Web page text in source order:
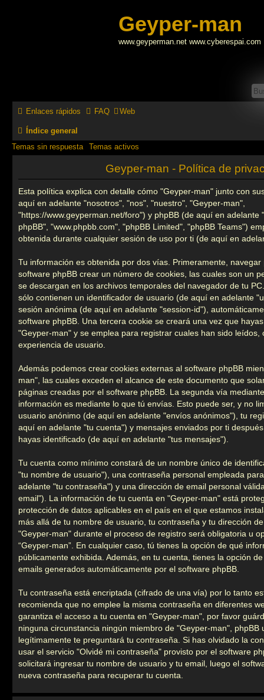
Geyper-man
www.geyperman.net www.cyberespai.com
Enlaces rápidos FAQ Web
Índice general
Temas sin respuesta
Temas activos
Geyper-man - Política de
Esta política explica con detalle cómo "Geyper-man" junto con
aquí en adelante "nosotros", "nos", "nuestro", "Geyper-man",
"https://www.geyperman.net/foro") y phpBB (de aquí en adelante
phpBB", "www.phpbb.com", "phpBB Limited", "phpBB Teams")
obtenida durante cualquier sesión de uso por ti (de aquí en
Tu información es obtenida por dos vías. Primeramente,
software phpBB crear un número de cookies, las cuales son un
se descargan en los archivos temporales del navegador de tu
sólo contienen un identificador de usuario (de aquí en adelante
sesión anónima (de aquí en adelante "session-id"),
software phpBB. Una tercera cookie se creará una vez que
"Geyper-man" y se emplea para registrar cuales han sido leídos,
experiencia de usuario.
Además podemos crear cookies externas al software phpBB
man", las cuales exceden el alcance de este documento que
páginas creadas por el software phpBB. La segunda vía
información es mediante lo que tú envías. Esto puede ser, y no
usuario anónimo (de aquí en adelante "envíos anónimos"), tu
aquí en adelante "tu cuenta") y mensajes enviados por ti
hayas identificado (de aquí en adelante "tus mensajes").
Tu cuenta como mínimo constará de un nombre único de
"tu nombre de usuario"), una contraseña personal empleada
adelante "tu contraseña") y una dirección de email personal
email"). La información de tu cuenta en "Geyper-man" está
protección de datos aplicables en el país en el que estamos
más allá de tu nombre de usuario, tu contraseña y tu dirección
"Geyper-man" durante el proceso de registro será obligatoria u
“Geyper-man”. En cualquier caso, tú tienes la opción de qué
públicamente exhibida. Además, en tu cuenta, tienes la opción
emails generados automáticamente por el software phpBB.
Tu contraseña está encriptada (cifrado de una vía) por lo tanto
recomienda que no emplee la misma contraseña en diferentes
garantiza el acceso a tu cuenta en "Geyper-man", por favor
ninguna circunstancia ningún miembro de "Geyper-man", phpBB
legítimamente te preguntará tu contraseña. Si has olvidado la
usar el servicio "Olvidé mi contraseña" provisto por el software
solicitará ingresar tu nombre de usuario y tu email, luego el
nueva contraseña para recuperar tu cuenta.